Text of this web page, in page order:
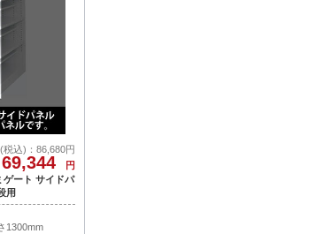
税込)：86,680円
69,344
円
ゲート サイドパ
用
1300mm